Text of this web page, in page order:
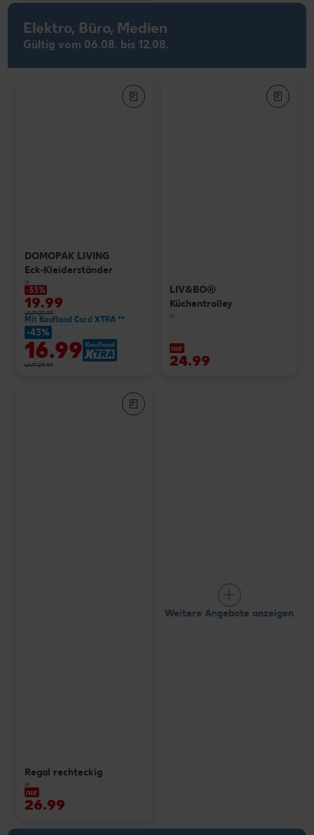
Elektro, Büro, Medien
Gültig vom 06.08. bis 12.08.
DOMOPAK LIVING
Eck-Kleiderständer
je
-33%
19.99
UVP 29.99
Mit Kaufland Card XTRA **
-43%
16.99
UVP 29.99
LIV&BO®
Küchentrolley
je
nur
24.99
Regal rechteckig
je
nur
26.99
Weitere Angebote anzeigen